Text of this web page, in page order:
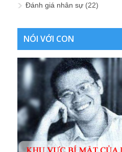
Đánh giá nhân sự (22)
NÓI VỚI CON